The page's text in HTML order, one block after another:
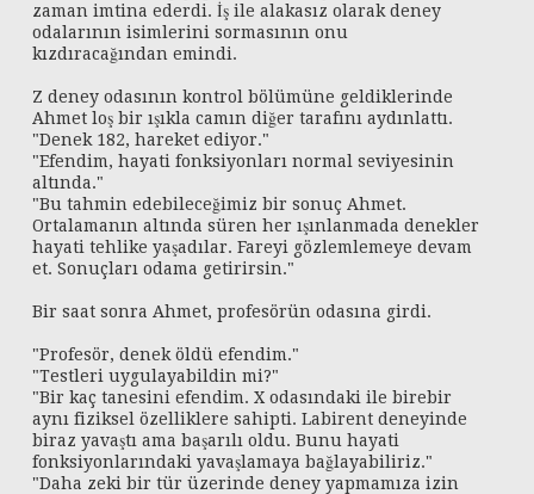
zaman imtina ederdi. İş ile alakasız olarak deney
odalarının isimlerini sormasının onu
kızdıracağından emindi.
Z deney odasının kontrol bölümüne geldiklerinde
Ahmet loş bir ışıkla camın diğer tarafını aydınlattı.
"Denek 182, hareket ediyor."
"Efendim, hayati fonksiyonları normal seviyesinin
altında."
"Bu tahmin edebileceğimiz bir sonuç Ahmet.
Ortalamanın altında süren her ışınlanmada denekler
hayati tehlike yaşadılar. Fareyi gözlemlemeye devam
et. Sonuçları odama getirirsin."
Bir saat sonra Ahmet, profesörün odasına girdi.
"Profesör, denek öldü efendim."
"Testleri uygulayabildin mi?"
"Bir kaç tanesini efendim. X odasındaki ile birebir
aynı fiziksel özelliklere sahipti. Labirent deneyinde
biraz yavaştı ama başarılı oldu. Bunu hayati
fonksiyonlarındaki yavaşlamaya bağlayabiliriz."
"Daha zeki bir tür üzerinde deney yapmamıza izin